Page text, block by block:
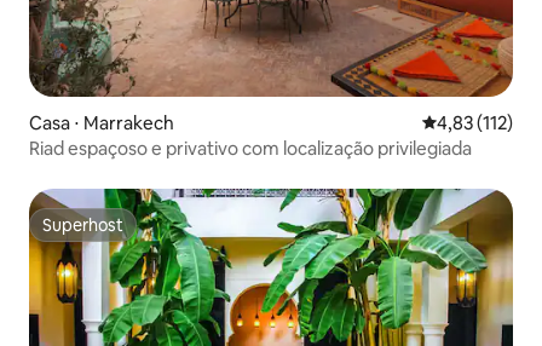
Casa ⋅ Marrakech 4,83 de uma
4,83 (112)
Riad espaçoso e privativo com localização privilegiada
Superhost
Superhost